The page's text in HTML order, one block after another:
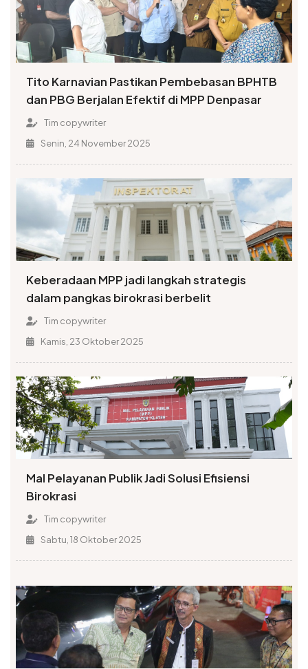
Tito Karnavian Pastikan Pembebasan BPHTB
dan PBG Berjalan Efektif di MPP Denpasar
Tim copywriter
Senin, 24 November 2025
Keberadaan MPP jadi langkah strategis
dalam pangkas birokrasi berbelit
Tim copywriter
Kamis, 23 Oktober 2025
Mal Pelayanan Publik Jadi Solusi Efisiensi
Birokrasi
Tim copywriter
Sabtu, 18 Oktober 2025